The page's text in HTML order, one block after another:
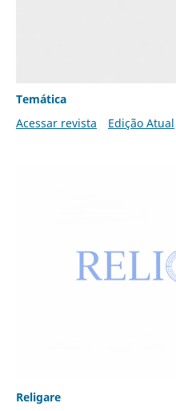
Temática
Acessar revista
Edição Atual
Religare